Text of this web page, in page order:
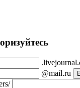
@mail.ru